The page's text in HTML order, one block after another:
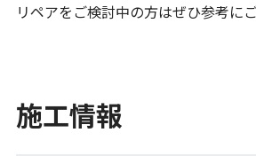
リペアをご検討中の方はぜひ参考に
施工情報